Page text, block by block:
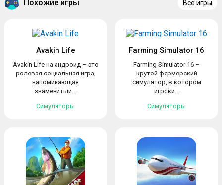
Похожие игры Все игры
Avakin Life
Avakin Life на андроид – это
ролевая социальная игра,
напоминающая
знаменитый...
Симуляторы
Farming Simulator 16
Farming Simulator 16 –
крутой фермерский
симулятор, в котором
игроки...
Симуляторы